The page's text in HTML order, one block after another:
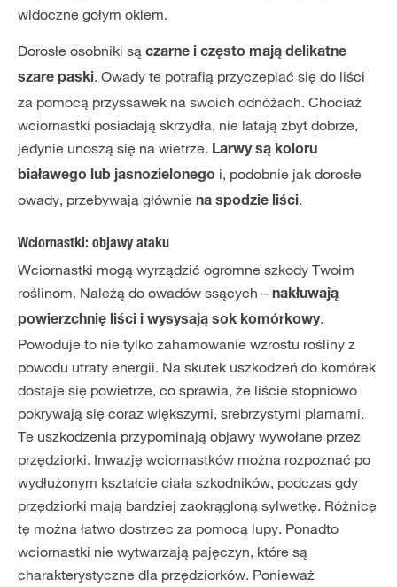
widoczne gołym okiem.
Dorosłe osobniki są czarne i często mają delikatne
szare paski. Owady te potrafią przyczepiać się do liści
za pomocą przyssawek na swoich odnóżach. Chociaż
wciornastki posiadają skrzydła, nie latają zbyt dobrze,
jedynie unoszą się na wietrze. Larwy są koloru
białawego lub jasnozielonego i, podobnie jak dorosłe
owady, przebywają głównie na spodzie liści.
Wciornastki: objawy ataku
Wciornastki mogą wyrządzić ogromne szkody Twoim
roślinom. Należą do owadów ssących – nakłuwają
powierzchnię liści i wysysają sok komórkowy.
Powoduje to nie tylko zahamowanie wzrostu rośliny z
powodu utraty energii. Na skutek uszkodzeń do komórek
dostaje się powietrze, co sprawia, że liście stopniowo
pokrywają się coraz większymi, srebrzystymi plamami.
Te uszkodzenia przypominają objawy wywołane przez
przędziorki. Inwazję wciornastków można rozpoznać po
wydłużonym kształcie ciała szkodników, podczas gdy
przędziorki mają bardziej zaokrągloną sylwetkę. Różnicę
tę można łatwo dostrzec za pomocą lupy. Ponadto
wciornastki nie wytwarzają pajęczyn, które są
charakterystyczne dla przędziorków. Ponieważ